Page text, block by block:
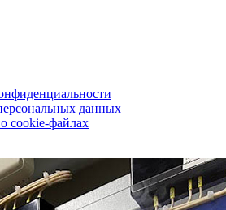
данных
cookie-файлах